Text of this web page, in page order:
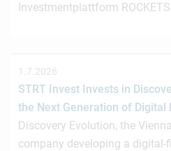
Investmentplattform
1.7.2026
STRT Invest Invests in
the Next Generation of Digital
Discovery Evolution, the
company developing a